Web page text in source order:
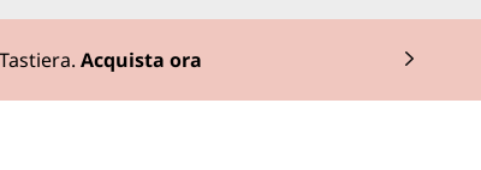
Acquista ora